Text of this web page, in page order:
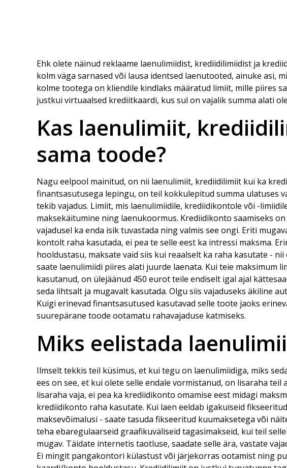
Ehk olete näinud reklaame laenulimiidist, krediidilimiidist ja
kolm väga sarnased või lausa identsed laenutooted, ainuke asi,
kolme tootega on kliendile kindlaks määratud limiit, mille piires
justkui virtuaalsed krediitkaardi, kus sul on vajalik summa alati
Kas laenulimiit,
sama toode?
Nagu eelpool mainitud, on nii laenulimiit, krediidilimiit kui ka
finantsasutusega lepingu, on teil kokkulepitud summa ulatuses
tekib vajadus. Limiit, mis laenulimiidile, krediidikontole või -
maksekäitumine ning laenukoormus. Krediidikonto saamiseks
vajadusel ka enda isik tuvastada ning valmis see ongi. Eriti
kontolt raha kasutada, ei pea te selle eest ka intressi maksma.
hooldustasu, maksate vaid siis kui reaalselt ka raha kasutate -
saate laenulimiidi piires alati juurde laenata. Kui teie maksimum
kasutanud, on ülejäänud 450 eurot teile endiselt igal ajal
seda lihtsalt ja mugavalt kasutada. Olgu siis vajaduseks äkiline
Kuigi erinevad finantsasutused kasutavad selle toote jaoks
suurepärane toode ootamatu rahavajaduse katmiseks.
Miks eelistada
Ilmselt tekkis teil küsimus, et kui tegu on laenulimiidiga, miks
ees on see, et kui olete selle endale vormistanud, on lisaraha
lisaraha vaja, ei pea ka krediidikonto omamise eest midagi
krediidikonto raha kasutate. Kui laen eeldab igakuiseid
maksevõimalusi - saate tasuda fikseeritud kuumaksetega või
teha ebaregulaarseid graafikuväliseid tagasimakseid, kui teil
mugav. Täidate internetis taotluse, saadate selle ära, vastate
Ei mingit pangakontori külastust või järjekorras ootamist ning